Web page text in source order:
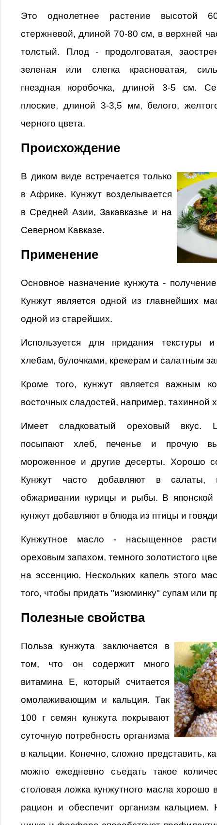
Это однолетнее растение высотой
стержневой, длиной 70-80 см, в верхней
толстый. Плод - продолговатая,
зеленая или слегка красноватая,
гнездная коробочка, длиной 3-5 см.
плоские, длиной 3-3,5 мм, белого,
черного цвета.
Происхождение
В диком виде встречается только
в Африке. Кунжут возделывается
в Средней Азии, Закавказье и на
Северном Кавказе.
Применение
Основное назначение кунжута -
Кунжут является одной из главнейших
одной из старейших.
Используется для придания текстуры
хлебам, булочками, крекерам и салатным
Кроме того, кунжут является важным
восточных сладостей, например, тахинной
Имеет сладковатый ореховый вкус.
посыпают хлеб, печенье и прочую
мороженное и другие десерты. Хорошо
Кунжут часто добавляют в салаты,
обжаривании курицы и рыбы. В японской
кунжут добавляют в блюда из птицы и
Кунжутное масло - насыщенное
ореховым запахом, темного золотистого
на эссенцию. Нескольких капель этого
того, чтобы придать "изюминку" супам или
Полезные свойства
Польза кунжута заключается в
том, что он содержит много
витамина Е, который считается
омолаживающим и кальция. Так
100 г семян кунжута покрывают
суточную потребность организма
в кальции. Конечно, сложно представить,
можно ежедневно съедать такое
столовая ложка кунжутного масла хорошо
рацион и обеспечит организм кальцием.